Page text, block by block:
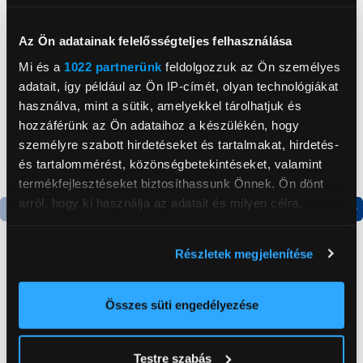
Az Ön adatainak felelősségteljes felhasználása
Mi és a 1022 partnerünk feldolgozzuk az Ön személyes
adatait, így például az Ön IP-címét, olyan technológiákat
használva, mint a sütik, amelyekkel tárolhatjuk és
hozzáférünk az Ön adataihoz a készülékén, hogy
személyre szabott hirdetéseket és tartalmakat, hirdetés-
és tartalommérést, közönségbetekintéseket, valamint
termékfejlesztéseket biztosíthassunk Önnek. Ön dönt
arról, hogy ki használja az adatait és milyen célra.
elhelyezkedéséről pár méteres pontossággal
Az Ön készülékén beazonosítása annak konkrét
Részletek megjelenítése
Összes süti engedélyezése
Testre szabás
Gorenje NRS8182KX Side
by side hűtőszekrény
199 999 Ft
Gorenje N619EAXL4
Alulfagyasztós
179 999 Ft